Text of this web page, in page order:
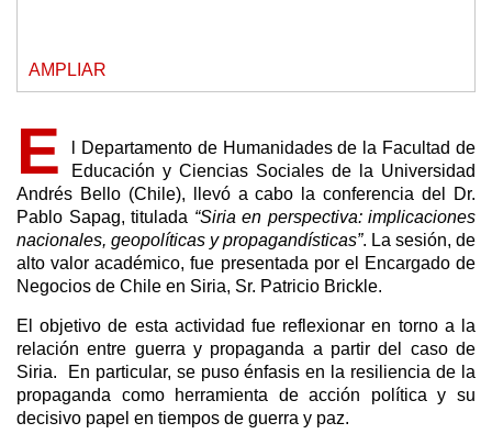
AMPLIAR
E
l Departamento de Humanidades de la Facultad de
Educación y Ciencias Sociales de la Universidad
Andrés Bello (Chile), llevó a cabo la conferencia del Dr.
Pablo Sapag, titulada “Siria en perspectiva: implicaciones
nacionales, geopolíticas y propagandísticas”. La sesión, de
alto valor académico, fue presentada por el Encargado de
Negocios de Chile en Siria, Sr. Patricio Brickle.
El objetivo de esta actividad fue reflexionar en torno a la
relación entre guerra y propaganda a partir del caso de
Siria. En particular, se puso énfasis en la resiliencia de la
propaganda como herramienta de acción política y su
decisivo papel en tiempos de guerra y paz.